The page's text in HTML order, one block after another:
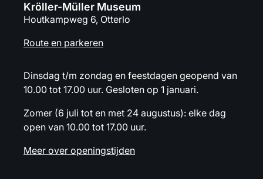
Kröller-Müller Museum
Houtkampweg 6, Otterlo
Route en parkeren
Dinsdag t/m zondag en feestdagen geopend van
10.00 tot 17.00 uur. Gesloten op 1 januari.
Zomer (6 juli tot en met 24 augustus): elke dag
open van 10.00 tot 17.00 uur.
Meer over openingstijden